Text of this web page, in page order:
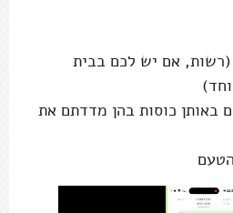
(רשות, אם יש לכם בבית
באותן כוסות בהן מדדתם את